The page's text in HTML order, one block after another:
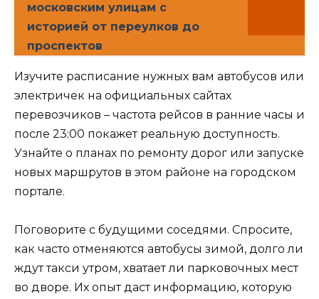
московским улицам с
историей от переулков до
проспектов
Изучите расписание нужных вам автобусов или
электричек на официальных сайтах
перевозчиков – частота рейсов в ранние часы и
после 23:00 покажет реальную доступность.
Узнайте о планах по ремонту дорог или запуске
новых маршрутов в этом районе на городском
портале.
Поговорите с будущими соседями. Спросите,
как часто отменяются автобусы зимой, долго ли
ждут такси утром, хватает ли парковочных мест
во дворе. Их опыт даст информацию, которую